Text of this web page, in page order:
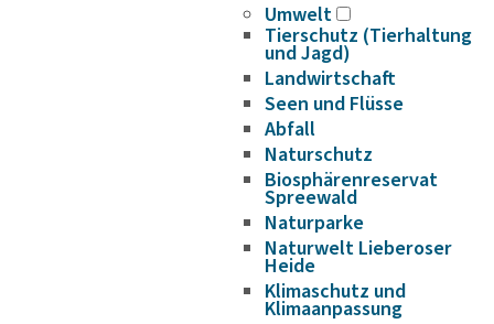
Umwelt
Tierschutz (Tierhaltung
und Jagd)
Landwirtschaft
Seen und Flüsse
Abfall
Naturschutz
Biosphärenreservat
Spreewald
Naturparke
Naturwelt Lieberoser
Heide
Klimaschutz und
Klimaanpassung